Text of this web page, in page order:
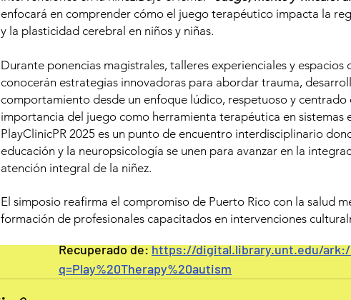
with Autism Spectrum
case Design.
El estudio titulado "Play Therapy for Children with
efectividad de la terapia de juego en niños con
estudio es evaluar cómo la terapia de juego puede
de comunicación y de desarrollo en niños con
mejora sus habilidades sociales, su comunicación
Recuperado de: https://digital.library.unt.edu/ark:/
q=Play%20Therapy%20autism
enfocará en comprender cómo el juego terapéutico impacta la
y la plasticidad cerebral en niños y niñas.
Durante ponencias magistrales, talleres experienciales y
conocerán estrategias innovadoras para abordar trauma,
comportamiento desde un enfoque lúdico, respetuoso y centrado
importancia del juego como herramienta terapéutica en sistemas
PlayClinicPR 2025 es un punto de encuentro interdisciplinario
educación y la neuropsicología se unen para avanzar en la
atención integral de la niñez.
El simposio reafirma el compromiso de Puerto Rico con la salud
formación de profesionales capacitados en intervenciones